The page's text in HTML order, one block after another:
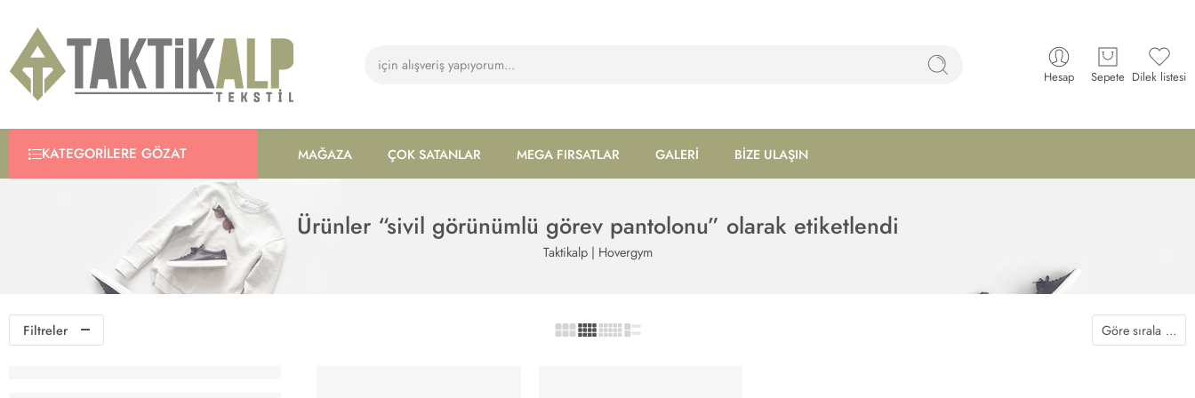
Hesap Sepete Dilek listesi
KATEGORILERE GÖZAT MAĞAZA ÇOK SATANLAR MEGA FIRSATLAR GALERİ BİZE ULAŞIN
Ürünler “sivil görünümlü görev pantolonu” olarak etiketlendi
Taktikalp | Hovergym
Filtreler Göre sırala ...